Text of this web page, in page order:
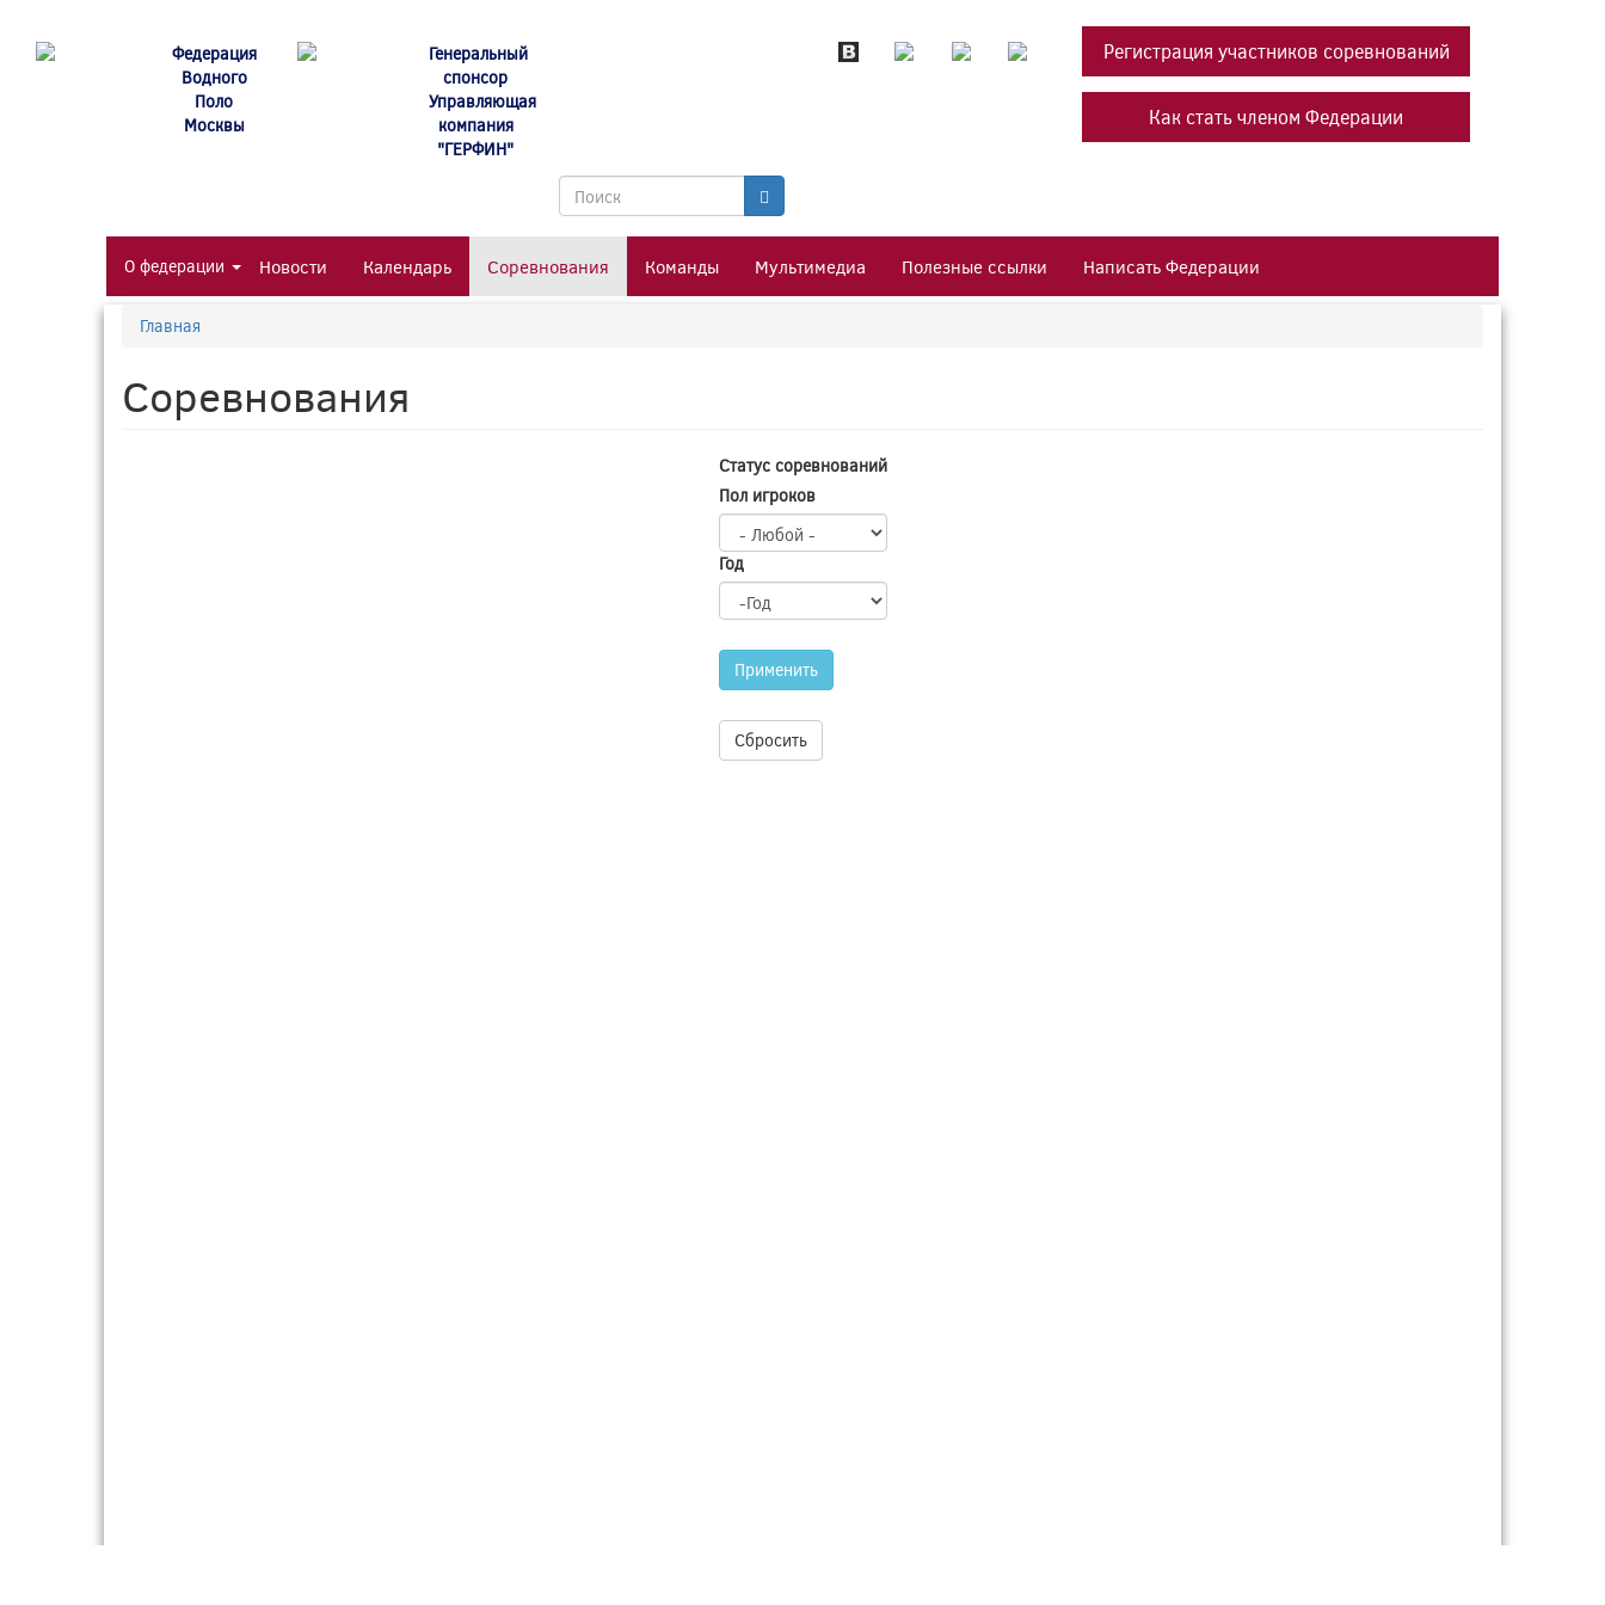
основному
Федерация
Водного
Поло
Москвы
Генеральный
спонсор
Управляющая
компания
"ГЕРФИН"
Регистрация участников соревнований
Как стать членом Федерации
Форма
поиска
О федерации
Новости Календарь Соревнования Команды Мультимедиа Полезные ссылки Написать Федерации
Главная
Соревнования
Статус соревнований
Пол игроков
Год
Применить
Сбросить